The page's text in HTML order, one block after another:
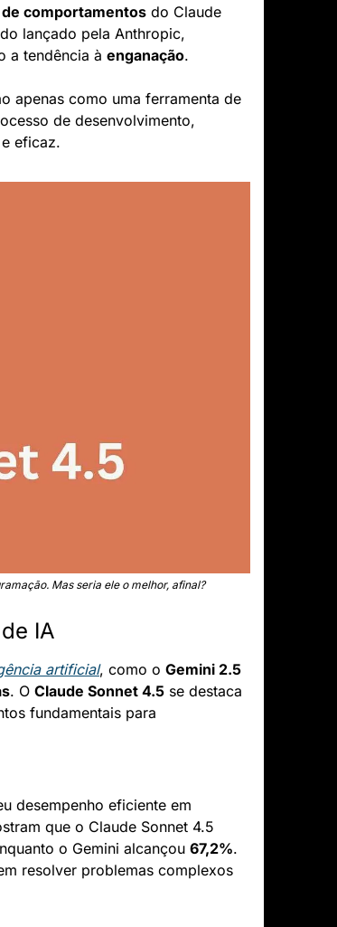
comportamentos do Claude
lançado pela Anthropic,
a tendência à enganação.
apenas como uma ferramenta de
de desenvolvimento,
eficaz.
Mas seria ele o melhor, afinal?
IA
artificial, como o Gemini 2.5
. O Claude Sonnet 4.5 se destaca
fundamentais para
desempenho eficiente em
que o Claude Sonnet 4.5
o Gemini alcançou 67,2%.
resolver problemas complexos